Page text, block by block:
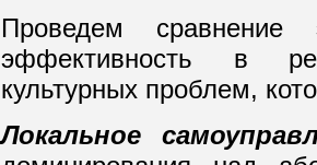
Проведем
эффективность в
культурных проблем,
Локальное